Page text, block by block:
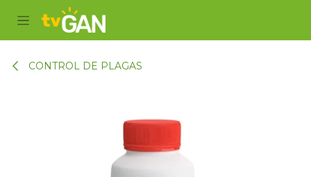
CONTROL DE PLAGAS